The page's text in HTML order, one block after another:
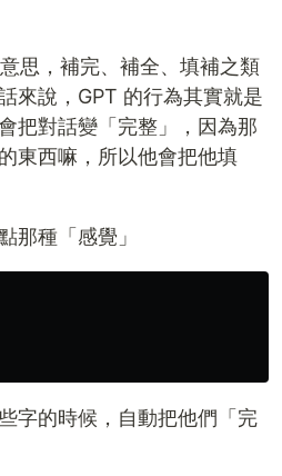
思，補完、補全、填補之類
來說，GPT 的行為其實就是
把對話變「完整」，因為那
東西嘛，所以他會把他填
那種「感覺」
字的時候，自動把他們「完